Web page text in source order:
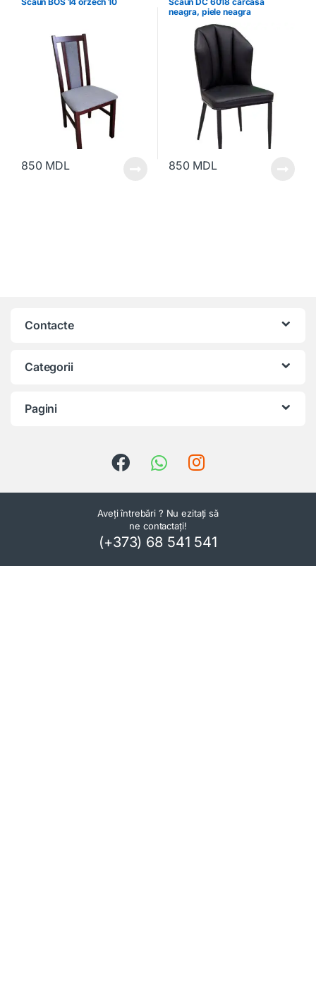
850 MDL
neagra, piele neagra
850 MDL
Contacte
Categorii
Pagini
Aveți întrebări ? Nu ezitați să
ne contactați!
(+373) 68 541 541